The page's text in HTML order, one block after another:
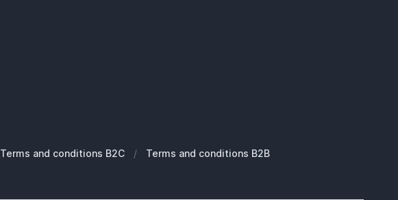
Terms and conditions B2C / Terms and conditions B2B